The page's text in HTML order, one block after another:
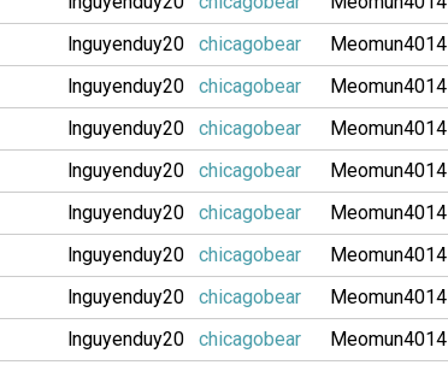
lnguyenduy20 chicagobear
Meomun4014
lnguyenduy20 chicagobear
Meomun4014
lnguyenduy20 chicagobear
Meomun4014
lnguyenduy20 chicagobear
Meomun4014
lnguyenduy20 chicagobear
Meomun4014
lnguyenduy20 chicagobear
Meomun4014
lnguyenduy20 chicagobear
Meomun4014
lnguyenduy20 chicagobear
Meomun4014